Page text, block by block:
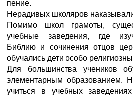
пение.
Нерадивых школяров
Помимо школ грамоты,
учебные заведения, где
Библию и сочинения отцов
обучались дети особо
Для большинства учеников
элементарным образованием.
учиться в учебных